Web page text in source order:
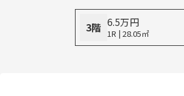
3階 6.5万円
1R | 28.05㎡